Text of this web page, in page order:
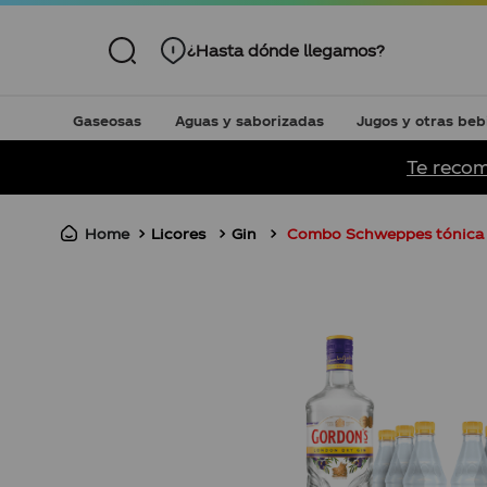
¿Hasta dónde llegamos?
Gaseosas Aguas y saborizadas Jugos y otras
Te
Licores Gin Combo Schweppes tónica
BUSCADOS